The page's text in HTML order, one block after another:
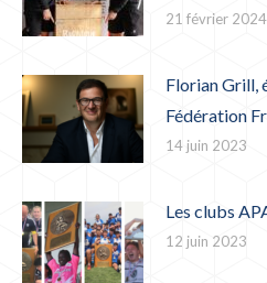
21 février 2024
Florian Grill,
Fédération
14 juin 2023
Les clubs
12 juin 2023